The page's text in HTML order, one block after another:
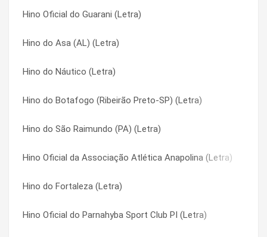
Hino Oficial do Guarani (Letra)
Hino do Asa (AL) (Letra)
Hino do Náutico (Letra)
Hino do Botafogo (Ribeirão Preto-SP) (Letra)
Hino do São Raimundo (PA) (Letra)
Hino Oficial da Associação Atlética Anapolina (Letra)
Hino do Fortaleza (Letra)
Hino Oficial do Parnahyba Sport Club PI (Letra)
Hino Oficial do CRB (AL) (Letra)
Hino do Luverdense Esporte Clube (MT) (Letra)
Hino Oficial do Boa Esporte Clube (MG) (Letra)
Hino Oficial Criciúma Esporte Clube (Letra)
Hino Oficial do Figueirense (Letra)
Hino América – MG (Letra)
Hino do Oeste Futebol Clube (SP) (Letra)
Hino do Brasil de Pelotas (Letra)
Hino Oficial do Confiança (SE) (Letra)
Hino oficial do Corinthians (Letra)
Hino Oficial Do Coritiba Foot-ball Club (Letra)
Hino Oficial do CRB (AL) (Letra)
Hino Oficial Do Cruzeiro Esporte Clube (Letra)
Hino Oficial Do Esporte Clube Bahia (Letra)
Hino Oficial Do Esporte Clube Juventude (Letra)
Hino Oficial do Esporte Clube São Bento (SP) (Letra)